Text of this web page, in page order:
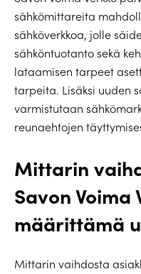
sähkömittareita
sähköverkkoa, jolle
sähköntuotanto sekä
lataamisen tarpeet
tarpeita. Lisäksi uuden
varmistutaan
reunaehtojen
Mittarin
Savon Voima
määrittämä
Mittarin vaihdosta